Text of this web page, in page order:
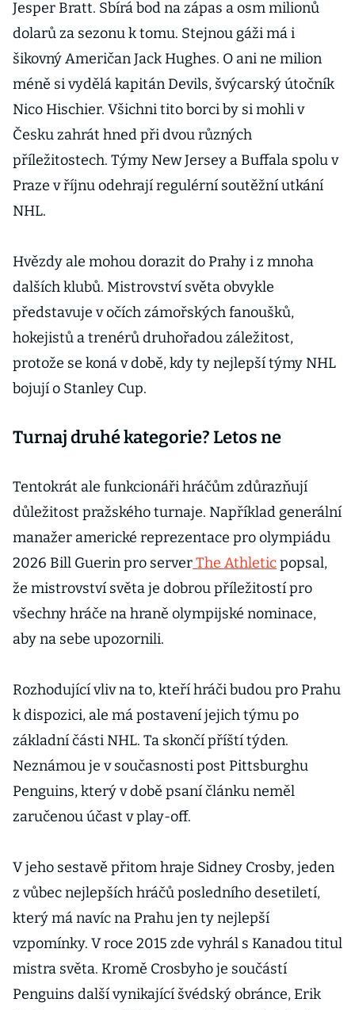
Jesper Bratt. Sbírá bod na zápas a osm milionů
dolarů za sezonu k tomu. Stejnou gáži má i
šikovný Američan Jack Hughes. O ani ne milion
méně si vydělá kapitán Devils, švýcarský útočník
Nico Hischier. Všichni tito borci by si mohli v
Česku zahrát hned při dvou různých
příležitostech. Týmy New Jersey a Buffala spolu v
Praze v říjnu odehrají regulérní soutěžní utkání
NHL.
Hvězdy ale mohou dorazit do Prahy i z mnoha
dalších klubů. Mistrovství světa obvykle
představuje v očích zámořských fanoušků,
hokejistů a trenérů druhořadou záležitost,
protože se koná v době, kdy ty nejlepší týmy NHL
bojují o Stanley Cup.
Turnaj druhé kategorie? Letos ne
Tentokrát ale funkcionáři hráčům zdůrazňují
důležitost pražského turnaje. Například generální
manažer americké reprezentace pro olympiádu
2026 Bill Guerin pro serverThe Athleticpopsal,
že mistrovství světa je dobrou příležitostí pro
všechny hráče na hraně olympijské nominace,
aby na sebe upozornili.
Rozhodující vliv na to, kteří hráči budou pro Prahu
k dispozici, ale má postavení jejich týmu po
základní části NHL. Ta skončí příští týden.
Neznámou je v současnosti post Pittsburghu
Penguins, který v době psaní článku neměl
zaručenou účast v play-off.
V jeho sestavě přitom hraje Sidney Crosby, jeden
z vůbec nejlepších hráčů posledního desetiletí,
který má navíc na Prahu jen ty nejlepší
vzpomínky. V roce 2015 zde vyhrál s Kanadou titul
mistra světa. Kromě Crosbyho je součástí
Penguins další vynikající švédský obránce, Erik